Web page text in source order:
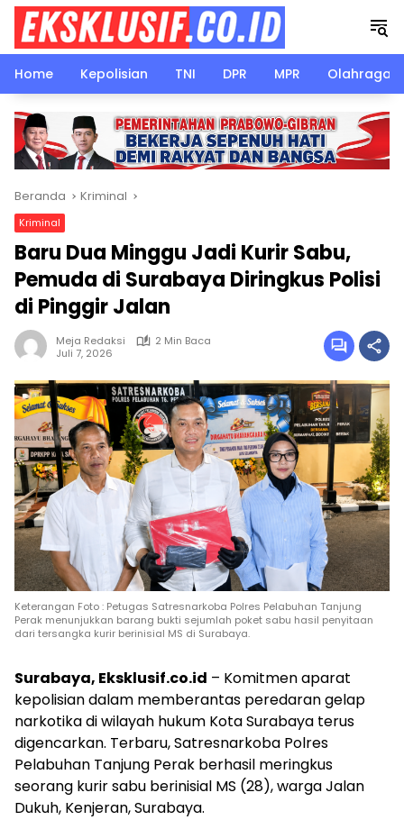
Langsung
konten
Home
Kepolisian TNI DPR MPR Olahraga
Beranda Kriminal
Kriminal
Baru Dua Minggu Jadi Kurir Sabu,
Pemuda di Surabaya Diringkus Polisi
di Pinggir Jalan
Meja Redaksi
2 Min Baca
Juli 7, 2026
Keterangan Foto : Petugas Satresnarkoba Polres Pelabuhan Tanjung
Perak menunjukkan barang bukti sejumlah poket sabu hasil penyitaan
dari tersangka kurir berinisial MS di Surabaya.
Surabaya, Eksklusif.co.id – Komitmen aparat
kepolisian dalam memberantas peredaran gelap
narkotika di wilayah hukum Kota Surabaya terus
digencarkan. Terbaru, Satresnarkoba Polres
Pelabuhan Tanjung Perak berhasil meringkus
seorang kurir sabu berinisial MS (28), warga Jalan
Dukuh, Kenjeran, Surabaya.